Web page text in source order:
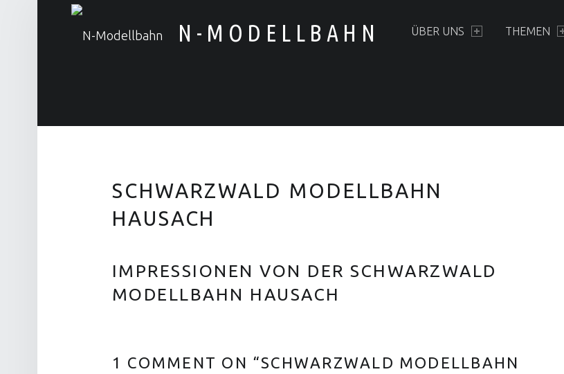
N-MODELLBAHN ÜBER UNS THEMEN
SCHWARZWALD MODELLBAHN
HAUSACH
IMPRESSIONEN VON DER SCHWARZWALD
MODELLBAHN HAUSACH
1 COMMENT ON “SCHWARZWALD MODELLBAHN